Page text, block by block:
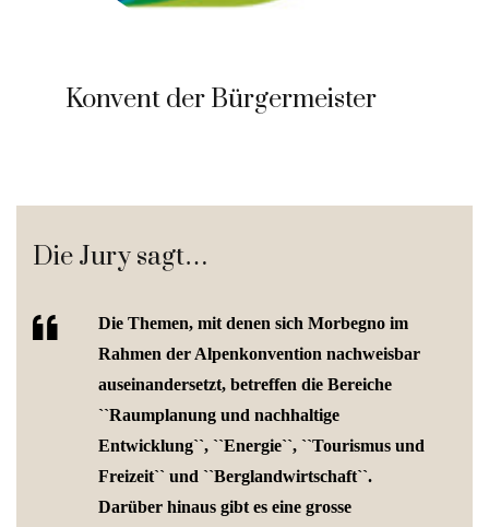
Konvent der Bürgermeister
Die Jury sagt…
Die Themen, mit denen sich Morbegno im
Rahmen der Alpenkonvention nachweisbar
auseinandersetzt, betreffen die Bereiche
``Raumplanung und nachhaltige
Entwicklung``, ``Energie``, ``Tourismus und
Freizeit`` und ``Berglandwirtschaft``.
Darüber hinaus gibt es eine grosse